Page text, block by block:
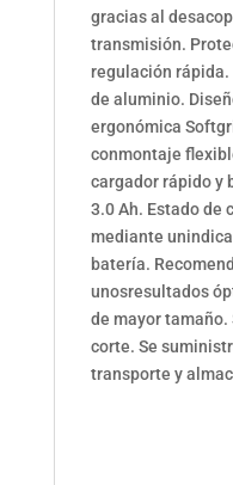
gracias al
transmisión.
regulación
de aluminio.
ergonómica
conmontaje
cargador rápido y
3.0 Ah. Estado de
mediante
batería.
unosresultados
de mayor tamaño.
corte. Se
transporte y